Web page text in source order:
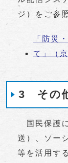
ジ）をご参
「防災
て」（
3 その
国民保護
送）、ソー
等を活用す